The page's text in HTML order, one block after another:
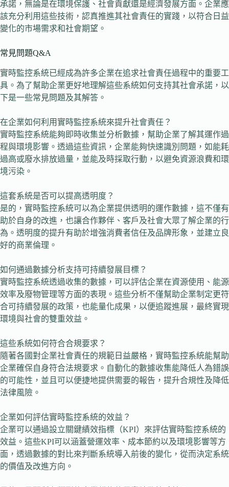
承諾，無論是在環境保護、社會貢獻還是經濟發展方面。企業應
該充分利用這些技術，認真推進其社會責任的實踐，以符合日益
變化的市場需求和社會期望。
常見問題Q&A
實時監控系統已經成為許多企業在追求社會責任過程中的重要工
具。為了幫助企業更好地理解這些系統如何支持其社會承諾，以
下是一些常見問題及其解答。
在企業如何利用實時監控系統來提升社會責任？
實時監控系統能夠即時收集並分析數據，幫助企業了解其運作過
程與環境影響。透過這些資訊，企業能夠快速識別問題，如能耗
過高或廢水排放過量，並能及時採取行動，以避免資源浪費和環
境污染。
這套系統是否可以提高透明度？
是的，實時監控系統可以為企業提供透明的運作數據，這不僅有
助於自身的改進，也讓合作夥伴、客戶及社會大眾了解企業的行
為。透明度的提升有助於增強消費者信任及品牌形象，並建立良
好的商業倫理。
如何通過數據分析支持可持續發展目標？
實時監控系統透過收集的數據，可以評估企業在資源使用、能源
效率及廢物管理等方面的表現。這些分析不僅幫助企業制定更符
合可持續發展的政策，也能量化成果，以便追蹤進展，最終實現
環境與社會的雙重效益。
這些系統如何符合合規要求？
隨著各國對企業社會責任的規範日益嚴格，實時監控系統能幫助
企業確保自身符合法規要求。自動化的數據收集能降低人為錯誤
的可能性，並且可以便捷地提供需要的報告，提升合規性及降低
法律風險。
企業如何評估實時監控系統的效益？
企業可以通過設立關鍵績效指標（KPI）來評估實時監控系統的
效益。這些KPI可以涵蓋營運效率、成本節約以及環境影響等方
面，透過數據的對比來判斷系統導入前後的變化，從而決定系統
的價值及改進方向。